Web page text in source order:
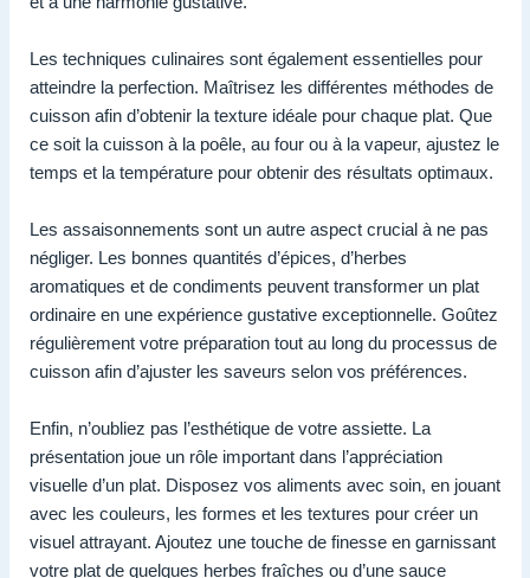
Les techniques culinaires sont également essentielles pour
atteindre la perfection. Maîtrisez les différentes méthodes de
cuisson afin d’obtenir la texture idéale pour chaque plat. Que
ce soit la cuisson à la poêle, au four ou à la vapeur, ajustez le
temps et la température pour obtenir des résultats optimaux.
Les assaisonnements sont un autre aspect crucial à ne pas
négliger. Les bonnes quantités d’épices, d’herbes
aromatiques et de condiments peuvent transformer un plat
ordinaire en une expérience gustative exceptionnelle. Goûtez
régulièrement votre préparation tout au long du processus de
cuisson afin d’ajuster les saveurs selon vos préférences.
Enfin, n’oubliez pas l’esthétique de votre assiette. La
présentation joue un rôle important dans l’appréciation
visuelle d’un plat. Disposez vos aliments avec soin, en jouant
avec les couleurs, les formes et les textures pour créer un
visuel attrayant. Ajoutez une touche de finesse en garnissant
votre plat de quelques herbes fraîches ou d’une sauce